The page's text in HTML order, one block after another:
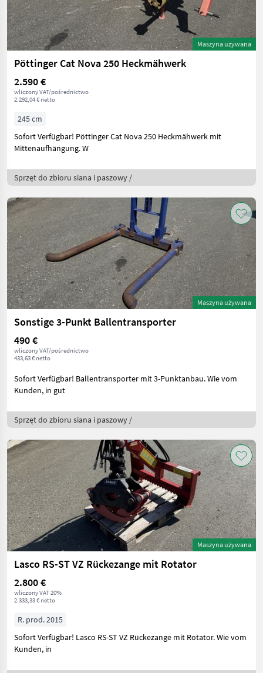
Maszyna używana
Pöttinger Cat Nova 250 Heckmähwerk
2.590 €
wliczony VAT/pośrednictwo
2.292,04 € netto
245 cm
Sofort Verfügbar! Pöttinger Cat Nova 250 Heckmähwerk mit
Mittenaufhängung. W
Sprzęt do zbioru siana i paszowy /
Maszyna używana
Sonstige 3-Punkt Ballentransporter
490 €
wliczony VAT/pośrednictwo
433,63 € netto
Sofort Verfügbar! Ballentransporter mit 3-Punktanbau. Wie vom
Kunden, in gut
Sprzęt do zbioru siana i paszowy /
Maszyna używana
Lasco RS-ST VZ Rückezange mit Rotator
2.800 €
wliczony VAT 20%
2.333,33 € netto
R. prod. 2015
Sofort Verfügbar! Lasco RS-ST VZ Rückezange mit Rotator. Wie vom
Kunden, in